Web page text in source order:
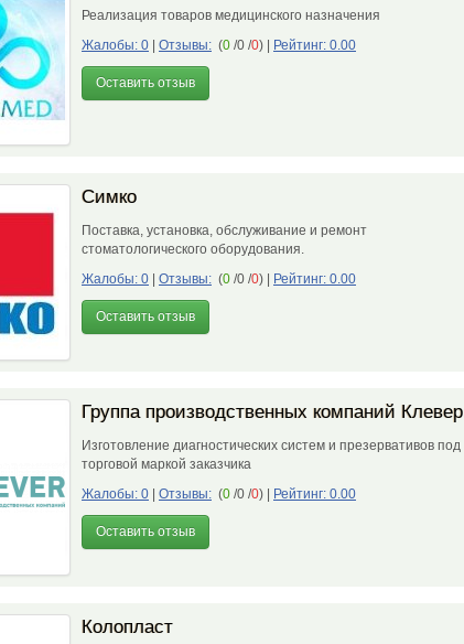
Реализация товаров медицинского назначения
Жалобы: 0
Отзывы: (0 /0 /0) Рейтинг: 0.00
Оставить отзыв
Симко
Поставка, установка, обслуживание и ремонт
стоматологического оборудования.
Жалобы: 0
Отзывы: (0 /0 /0) Рейтинг: 0.00
Оставить отзыв
Группа производственных компаний Клевер
Изготовление диагностических систем и презервативов под
торговой маркой заказчика
Жалобы: 0
Отзывы: (0 /0 /0) Рейтинг: 0.00
Оставить отзыв
Колопласт